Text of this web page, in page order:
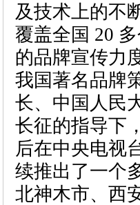
及技术上的不
覆盖全国 20
的品牌宣传力
我国著名品牌
长、中国人民
长征的指导下
后在中央电视
续推出了一个
北神木市、西